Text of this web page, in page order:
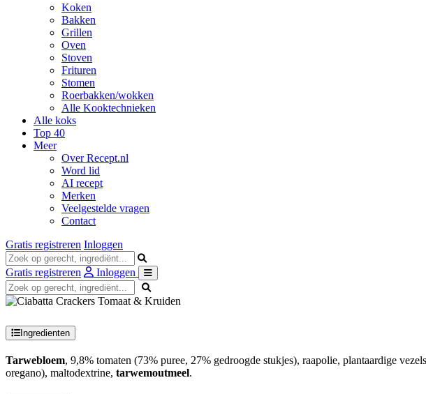
Koken
Bakken
Grillen
Oven
Stoven
Frituren
Stomen
Roerbakken/wokken
Alle Kooktechnieken
Alle koks
Top 40
Meer
Over Recept.nl
Word lid
AI recept
Merken
Veelgestelde vragen
Contact
Gratis registreren Inloggen
Gratis registreren Inloggen
Ingredienten
Tarwebloem, 9,8% tomaten (73% puree, 27% gedroogde stukjes), raapolie, plantaardige
oregano), maltodextrine, tarwemoutmeel.